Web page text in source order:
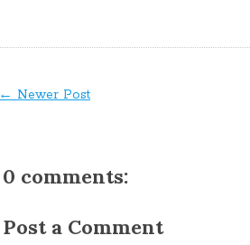
← Newer Post
0 comments:
Post a Comment